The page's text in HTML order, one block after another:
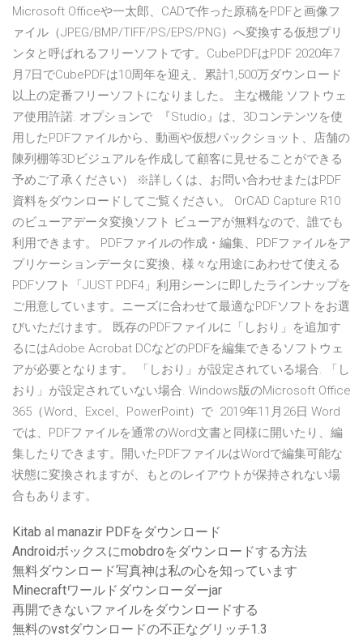
Microsoft Officeや一太郎、CADで作った原稿をPDFと画像フ
ァイル（JPEG/BMP/TIFF/PS/EPS/PNG）へ変換する仮想プリ
ンタと呼ばれるフリーソフトです。CubePDFはPDF 2020年7
月7日でCubePDFは10周年を迎え、累計1,500万ダウンロード
以上の定番フリーソフトになりました。 主な機能 ソフトウェ
ア使用許諾. オプションで 『Studio』は、3Dコンテンツを使
用したPDFファイルから、動画や仮想パックショット、店舗の
陳列棚等3Dビジュアルを作成して顧客に見せることができる
予めご了承ください） ※詳しくは、お問い合わせまたはPDF
資料をダウンロードしてご覧ください。 OrCAD Capture R10
のビューアデータ変換ソフト ビューアが無料なので、誰でも
利用できます。 PDFファイルの作成・編集、PDFファイルをア
プリケーションデータに変換、様々な用途にあわせて使える
PDFソフト「JUST PDF4」利用シーンに即したラインナップを
ご用意しています。ニーズに合わせて最適なPDFソフトをお選
びいただけます。 既存のPDFファイルに「しおり」を追加す
るにはAdobe Acrobat DCなどのPDFを編集できるソフトウェ
アが必要となります。 「しおり」が設定されている場合. 「し
おり」が設定されていない場合. Windows版のMicrosoft Office
365（Word、Excel、PowerPoint）で 2019年11月26日 Word
では、PDFファイルを通常のWord文書と同様に開いたり、編
集したりできます。開いたPDFファイルはWordで編集可能な
状態に変換されますが、もとのレイアウトが保持されない場
合もあります。
Kitab al manazir PDFをダウンロード
Androidボックスにmobdroをダウンロードする方法
無料ダウンロード写真神は私の心を知っています
Minecraftワールドダウンローダーjar
再開できないファイルをダウンロードする
無料のvstダウンロードの不正なグリッチ1.3